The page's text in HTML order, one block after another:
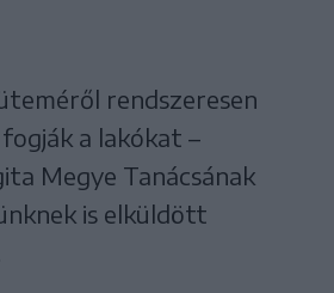
rendszeresen
a lakókat –
Megye Tanácsának
is elküldött